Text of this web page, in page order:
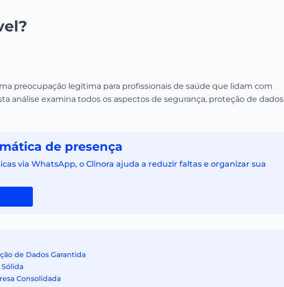
preocupação legítima para profissionais de saúde que lidam com
análise examina todos os aspectos de segurança, proteção de dados
de presença
via WhatsApp, o Clinora ajuda a reduzir faltas e organizar sua
de Dados Garantida
Consolidada